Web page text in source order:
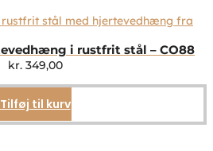
flere
Mulighederne
på
i rustfrit stål – CO88
kr.349,00
Tilføj til kurv